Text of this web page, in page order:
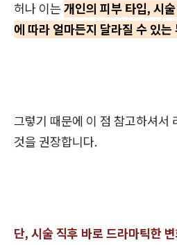
허나 이는 개인의 피부 타입, 시
에 따라 얼마든지 달라질 수 있는
그렇기 때문에 이 점 참고하셔서
것을 권장합니다.
단, 시술 직후 바로 드라마틱한